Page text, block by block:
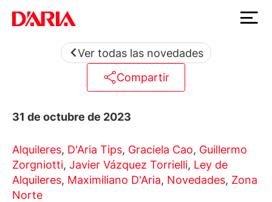
Ver todas las novedades
Compartir
31 de octubre de 2023
Alquileres, D'Aria Tips, Graciela Cao, Guillermo
Zorgniotti, Javier Vázquez Torrielli, Ley de
Alquileres, Maximiliano D'Aria, Novedades, Zona
Norte